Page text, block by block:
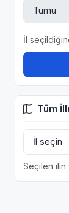
İl
Tüm
Seçilen ilin